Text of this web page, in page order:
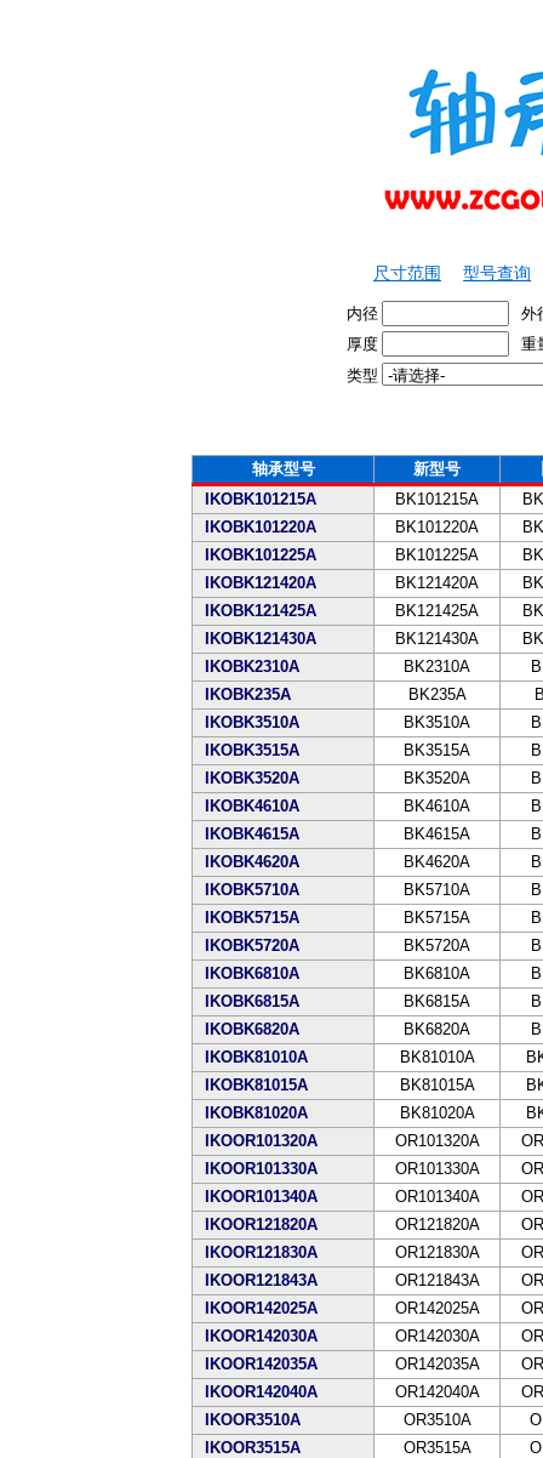
尺寸范围 型号查询
内径
外
厚度
重
类型
轴承型号 新型号
IKOBK101215A
BK101215A
IKOBK101220A
BK101220A
IKOBK101225A
BK101225A
IKOBK121420A
BK121420A
IKOBK121425A
BK121425A
IKOBK121430A
BK121430A
IKOBK2310A
BK2310A
IKOBK235A
BK235A
IKOBK3510A
BK3510A
IKOBK3515A
BK3515A
IKOBK3520A
BK3520A
IKOBK4610A
BK4610A
IKOBK4615A
BK4615A
IKOBK4620A
BK4620A
IKOBK5710A
BK5710A
IKOBK5715A
BK5715A
IKOBK5720A
BK5720A
IKOBK6810A
BK6810A
IKOBK6815A
BK6815A
IKOBK6820A
BK6820A
IKOBK81010A
BK81010A
IKOBK81015A
BK81015A
IKOBK81020A
BK81020A
IKOOR101320A
OR101320A
IKOOR101330A
OR101330A
IKOOR101340A
OR101340A
IKOOR121820A
OR121820A
IKOOR121830A
OR121830A
IKOOR121843A
OR121843A
IKOOR142025A
OR142025A
IKOOR142030A
OR142030A
IKOOR142035A
OR142035A
IKOOR142040A
OR142040A
IKOOR3510A
OR3510A
IKOOR3515A
OR3515A